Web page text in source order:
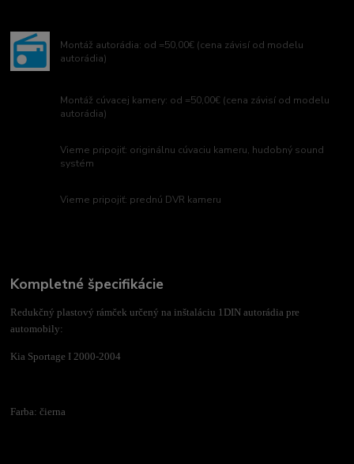
Montáž autorádia: od =50,00€ (cena závisí od modelu
autorádia)
Montáž cúvacej kamery: od =50,00€ (cena závisí od modelu
autorádia)
Vieme pripojiť: originálnu cúvaciu kameru, hudobný sound
systém
Vieme pripojiť: prednú DVR kameru
Kompletné špecifikácie
Redukčný plastový rámček určený na inštaláciu 1DIN autorádia pre
automobily:
Kia Sportage I 2000-2004
Farba: čierna